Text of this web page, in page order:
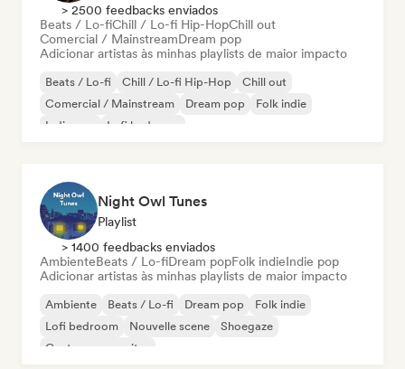
> 2500 feedbacks enviados
Beats / Lo-fiChill / Lo-fi Hip-HopChill out
Comercial / MainstreamDream pop
Adicionar artistas às minhas playlists de maior impacto
Beats / Lo-fi Chill / Lo-fi Hip-Hop
Chill out
Comercial / Mainstream
Dream pop
Folk indie
Indie pop
Lofi bedroom
Night Owl Tunes
Playlist
> 1400 feedbacks enviados
AmbienteBeats / Lo-fiDream popFolk indieIndie pop
Adicionar artistas às minhas playlists de maior impacto
Ambiente Beats / Lo-fi Dream pop
Folk indie
Lofi bedroom
Nouvelle scene
Shoegaze
Cantor-compositor